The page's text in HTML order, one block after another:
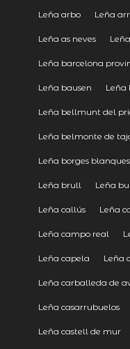
Leña arbo Leña
Leña as neves
Leña barcelona
Leña bausen Leña
Leña bellmunt del
Leña belmonte de
Leña borges blanques
Leña brull Leña
Leña callús Leña
Leña campo real
Leña capela Leña
Leña carballeda de
Leña casarrubuelos
Leña castell de mur